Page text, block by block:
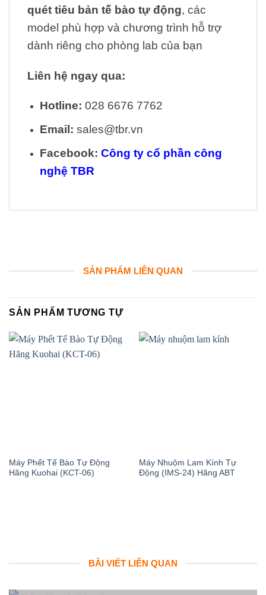
quét tiêu bản tế bào tự động, các
model phù hợp và chương trình hỗ trợ
dành riêng cho phòng lab của bạn
Liên hệ ngay qua:
Hotline: 028 6676 7762
Email: sales@tbr.vn
Facebook: Công ty cổ phần công
nghệ TBR
SẢN PHẨM LIÊN QUAN
SẢN PHẨM TƯƠNG TỰ
Máy Phết Tế Bào Tự Động
Hãng Kuohai (KCT-06)
Máy Nhuộm Lam Kính Tự
Động (IMS-24) Hãng ABT
BÀI VIẾT LIÊN QUAN